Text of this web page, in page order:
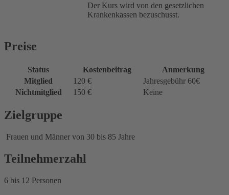
Der Kurs wird von den gesetzlichen
Krankenkassen bezuschusst.
Preise
Status Kostenbeitrag
Anmerkung
Mitglied
120 €
Jahresgebühr 60€
Nichtmitglied
150 € Keine
Zielgruppe
Frauen und Männer von 30 bis 85 Jahre
Teilnehmerzahl
6 bis 12 Personen